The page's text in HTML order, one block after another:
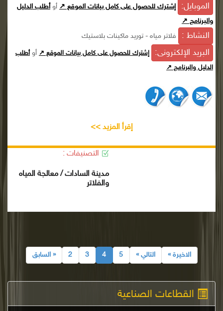
القطاعات الصناعية
الموبايل: إشترك للحصول على كامل بيانات الموقع ↗ أوأطلب الدليل
والبرنامج ↗
النشاط : فلاتر مياه - توريد ماكينات بلاستيك
البريد الإلكترونى: إشترك للحصول على كامل بيانات الموقع ↗ أوأطلب
الدليل والبرنامج ↗
إقرأ المزيد >>
التصنيفات :
مدينة السادات / معالجة المياه
والفلاتر
« السابق 2 3 4 5 التالي » الاخيرة »